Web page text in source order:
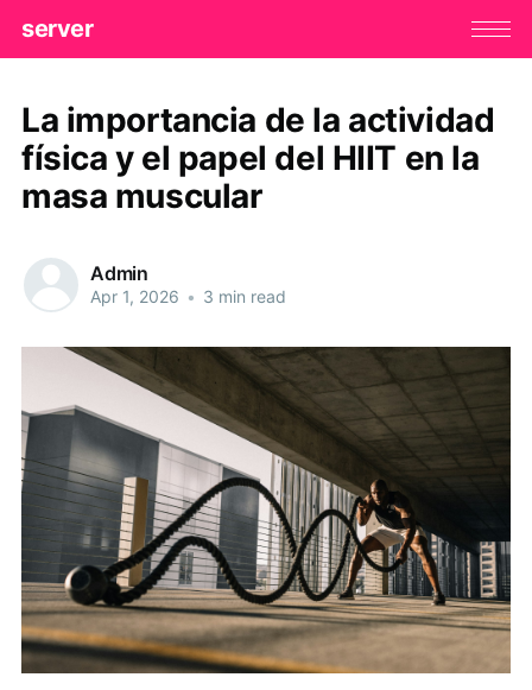
server
La importancia de la actividad
física y el papel del HIIT en la
masa muscular
Admin
Apr 1, 2026 • 3 min read